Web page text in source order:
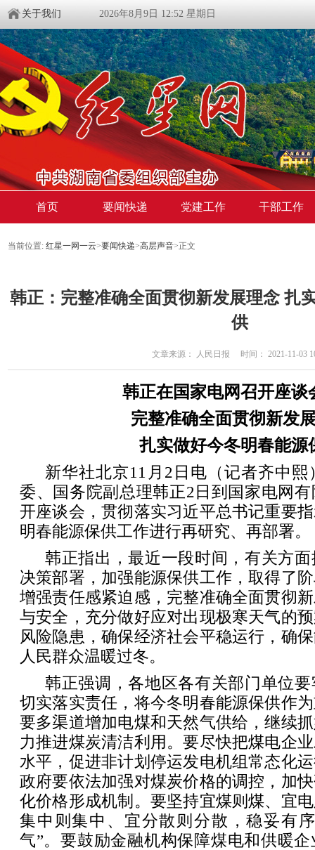
关于我们 2026年8月9日 12:52 星期日
首页 要闻快递 党建工作 干部工作
当前位置: 红星一网一云>要闻快递>高层声音>正文
韩正：完整准确全面贯彻新发展理念 扎
供
文章来源： 人民日报 时间： 2021-11-03
韩正在国家电网召开座谈
完整准确全面贯彻新发
扎实做好今冬明春能源
新华社北京11月2日电（记者齐中
委、国务院副总理韩正2日到国家电网
开座谈会，贯彻落实习近平总书记重要
明春能源保供工作进行再研究、再部署。
韩正指出，最近一段时间，有关方
决策部署，加强能源保供工作，取得了
增强责任感紧迫感，完整准确全面贯彻
与安全，充分做好应对出现极寒天气的
风险隐患，确保经济社会平稳运行，确
人民群众温暖过冬。
韩正强调，各地区各有关部门单位
切实落实责任，将今冬明春能源保供作
要多渠道增加电煤和天然气供给，继续
力推进煤炭清洁利用。要尽快把煤电企
水平，促进非计划停运发电机组常态化
政府要依法加强对煤炭价格的调控，加
化价格形成机制。要坚持宜煤则煤、宜
集中则集中、宜分散则分散，稳妥有
气”。要鼓励金融机构保障煤电和供暖